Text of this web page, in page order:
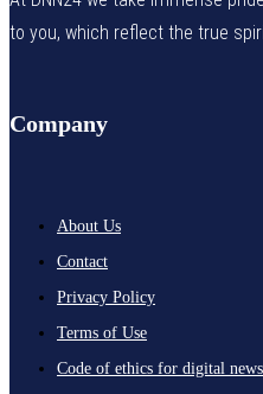
to you, which reflect the true
Company
About Us
Contact
Privacy Policy
Terms of Use
Code of ethics for digital